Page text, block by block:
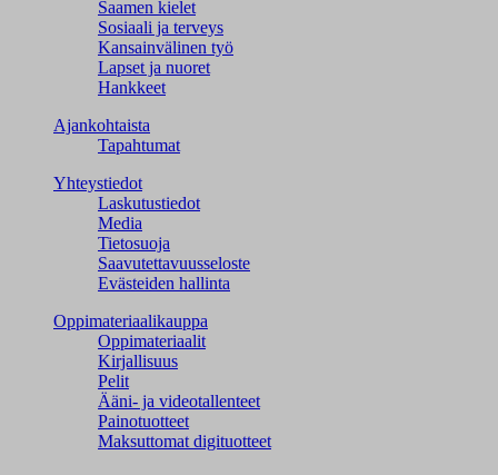
Saamen kielet
Sosiaali ja terveys
Kansainvälinen työ
Lapset ja nuoret
Hankkeet
Ajankohtaista
Tapahtumat
Yhteystiedot
Laskutustiedot
Media
Tietosuoja
Saavutettavuusseloste
Evästeiden hallinta
Oppimateriaalikauppa
Oppimateriaalit
Kirjallisuus
Pelit
Ääni- ja videotallenteet
Painotuotteet
Maksuttomat digituotteet